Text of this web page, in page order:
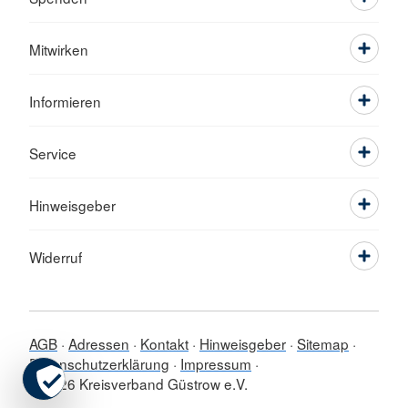
Mitwirken
Informieren
Service
Hinweisgeber
Widerruf
AGB Adressen Kontakt Hinweisgeber Sitemap
Datenschutzerklärung
Impressum
© 2026 Kreisverband Güstrow e.V.